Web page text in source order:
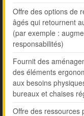
Offre des options de
âgés qui retournent
(par exemple :
responsabilités)
Fournit des
des éléments
aux besoins
bureaux et chaises
Offre des ressources